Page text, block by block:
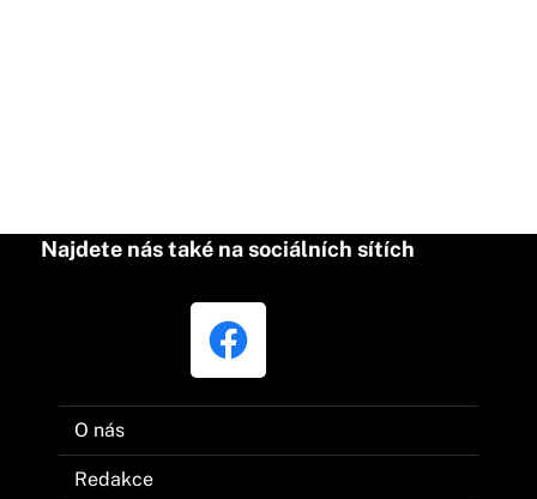
Najdete nás také na sociálních sítích
O nás
Redakce